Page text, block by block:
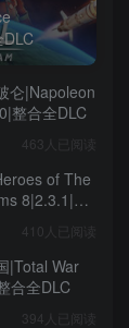
仑|Napoleon
整合全DLC
463人已阅读
of The
8|2.3.1|整
410人已阅读
|Total War
合全DLC
394人已阅读